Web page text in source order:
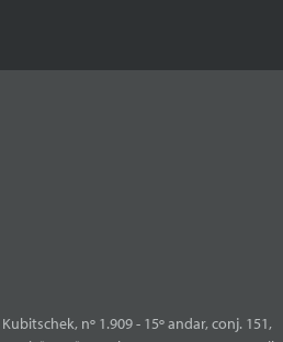
nº 1.909 - 15º andar, conj. 151,